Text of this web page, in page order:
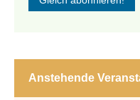
Anstehende